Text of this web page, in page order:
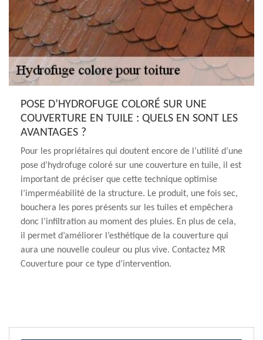
POSE D’HYDROFUGE COLORÉ SUR UNE
COUVERTURE EN TUILE : QUELS EN SONT LES
AVANTAGES ?
Pour les propriétaires qui doutent encore de l’utilité d’une
pose d’hydrofuge coloré sur une couverture en tuile, il est
important de préciser que cette technique optimise
l’imperméabilité de la structure. Le produit, une fois sec,
bouchera les pores présents sur les tuiles et empêchera
donc l’infiltration au moment des pluies. En plus de cela,
il permet d’améliorer l’esthétique de la couverture qui
aura une nouvelle couleur ou plus vive. Contactez MR
Couverture pour ce type d’intervention.